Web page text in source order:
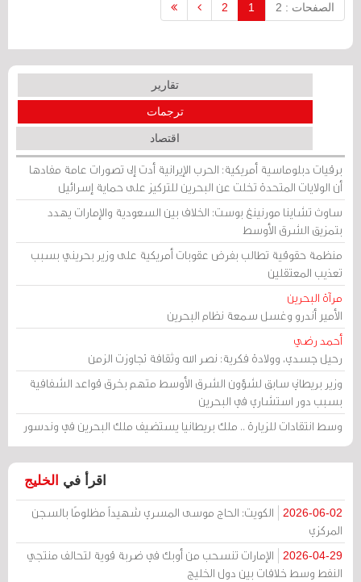
الصفحات : 2 1
2
تقارير
ترجمات
اقتصاد
برقيات دبلوماسية أمريكية: الحرب الإيرانية أدت إلى تصورات عامة مفادها
أن الولايات المتحدة تخلت عن البحرين للتركيز على حماية إسرائيل
ساوث تشاينا مورنينغ بوست: الخلاف بين السعودية والإمارات يهدد
بتمزيق الشرق الأوسط
منظمة حقوقية تطالب بفرض عقوبات أمريكية على وزير بحريني بسبب
تعذيب المعتقلين
مرآة البحرين
الأمير أندرو وغسل سمعة نظام البحرين
أحمد رضي
رحيل جسدي، وولادة فكرية: نصر الله وثقافة تجاوزت الزمن
وزير بريطاني سابق لشؤون الشرق الأوسط متهم بخرق قواعد الشفافية
بسبب دور استشاري في البحرين
وسط انتقادات للزيارة .. ملك بريطانيا يستضيف ملك البحرين في وندسور
اقرأ في الخليج
2026-06-02
الكويت: الحاج موسى المسري شهيداً مظلومًا بالسجن
المركزي
2026-04-29
الإمارات تنسحب من أوبك في ضربة قوية لتحالف منتجي
النفط وسط خلافات بين دول الخليج